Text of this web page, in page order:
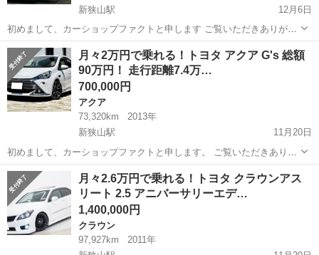
新狭山駅
12月6日
初めまして、カーショップファクトと申します ご覧いただきありがと
うございます WINTER クリスマス お正月セール開催しております
トヨタ アルファード 240X 入庫いたしました✨ 大きな不具合、
傷、凹み等は...
埼玉 狭山市 新狭山駅 アルファード 車両
月々2万円で乗れる！トヨタ アクア G's 総額
90万円！ 走行距離7.4万…
700,000円
アクア
73,320km
2013年
新狭山駅
11月20日
初めまして、カーショップファクトと申します。 ご覧いただきありが
とうございます！ こちらのアクアは、特に大きな不具合等はないお車
です🚙 また距離も7.4万キロとまだまだ走るお車となります！ ちょっ
とした買い物、旅行な...
埼玉 新狭山駅 アクア 車両
月々2.6万円で乗れる！トヨタ クラウンアス
リート 2.5 アニバーサリーエデ…
1,400,000円
クラウン
97,927km
2011年